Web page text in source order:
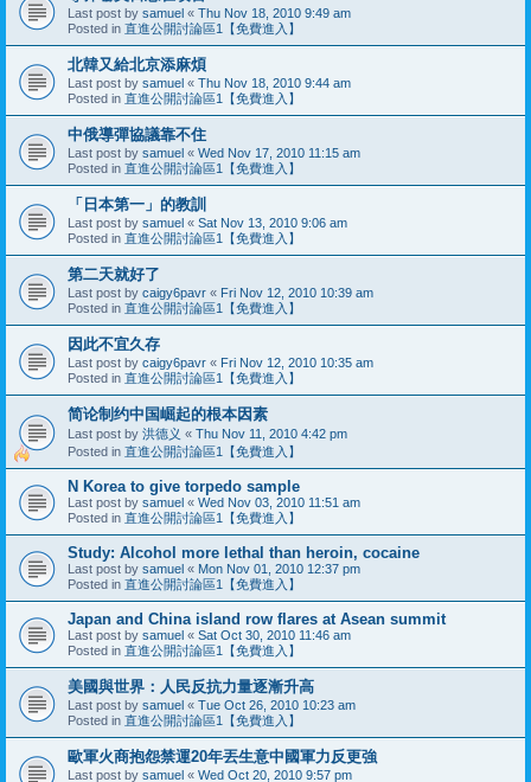
Last post by samuel « Thu Nov 18, 2010 9:49 am
Posted in 直進公開討論區1【免費進入】
北韓又給北京添麻煩
Last post by samuel « Thu Nov 18, 2010 9:44 am
Posted in 直進公開討論區1【免費進入】
中俄導彈協議靠不住
Last post by samuel « Wed Nov 17, 2010 11:15 am
Posted in 直進公開討論區1【免費進入】
「日本第一」的教訓
Last post by samuel « Sat Nov 13, 2010 9:06 am
Posted in 直進公開討論區1【免費進入】
第二天就好了
Last post by caigy6pavr « Fri Nov 12, 2010 10:39 am
Posted in 直進公開討論區1【免費進入】
因此不宜久存
Last post by caigy6pavr « Fri Nov 12, 2010 10:35 am
Posted in 直進公開討論區1【免費進入】
简论制约中国崛起的根本因素
Last post by 洪德义 « Thu Nov 11, 2010 4:42 pm
Posted in 直進公開討論區1【免費進入】
N Korea to give torpedo sample‎
Last post by samuel « Wed Nov 03, 2010 11:51 am
Posted in 直進公開討論區1【免費進入】
Study: Alcohol more lethal than heroin, cocaine
Last post by samuel « Mon Nov 01, 2010 12:37 pm
Posted in 直進公開討論區1【免費進入】
Japan and China island row flares at Asean summit
Last post by samuel « Sat Oct 30, 2010 11:46 am
Posted in 直進公開討論區1【免費進入】
美國與世界：人民反抗力量逐漸升高
Last post by samuel « Tue Oct 26, 2010 10:23 am
Posted in 直進公開討論區1【免費進入】
歐軍火商抱怨禁運20年丟生意中國軍力反更強
Last post by samuel « Wed Oct 20, 2010 9:57 pm